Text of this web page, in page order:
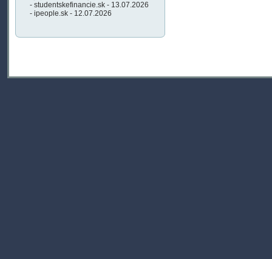
- studentskefinancie.sk - 13.07.2026
- ipeople.sk - 12.07.2026